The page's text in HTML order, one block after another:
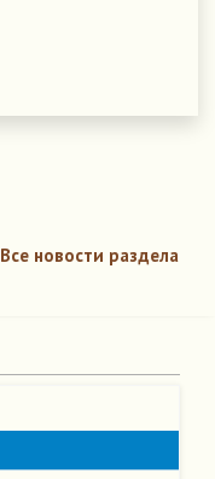
Все новости раздела